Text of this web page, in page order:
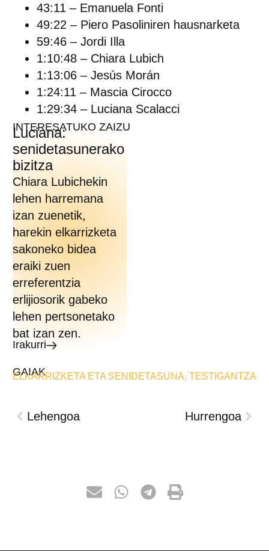
43:11 – Emanuela Fonti
49:22 – Piero Pasoliniren hausnarketa
59:46 – Jordi Illa
1:10:48 – Chiara Lubich
1:13:06 – Jesús Morán
1:24:11 – Mascia Cirocco
1:29:34 – Luciana Scalacci
INTERESATUKO ZAIZU
Luciana:
senidetasunerako
bizitza
Chiara Lubichekin
lehen harremana
izan zuenetik,
harekin elkarrizketa
sakoneko bidea
eraiki zuen
erreferentzia
erlijiosorik gabeko
lehen pertsonetako
bat izan zen.
Irakurri
GAIAK
ELKARRIZKETA ETA SENIDETASUNA, TESTIGANTZA
Lehengoa Hurrengoa